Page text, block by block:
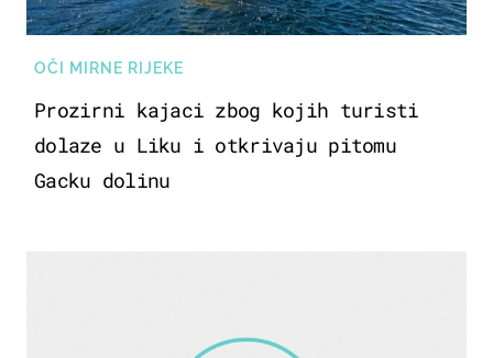
OČI MIRNE RIJEKE
Prozirni kajaci zbog kojih turisti
dolaze u Liku i otkrivaju pitomu
Gacku dolinu